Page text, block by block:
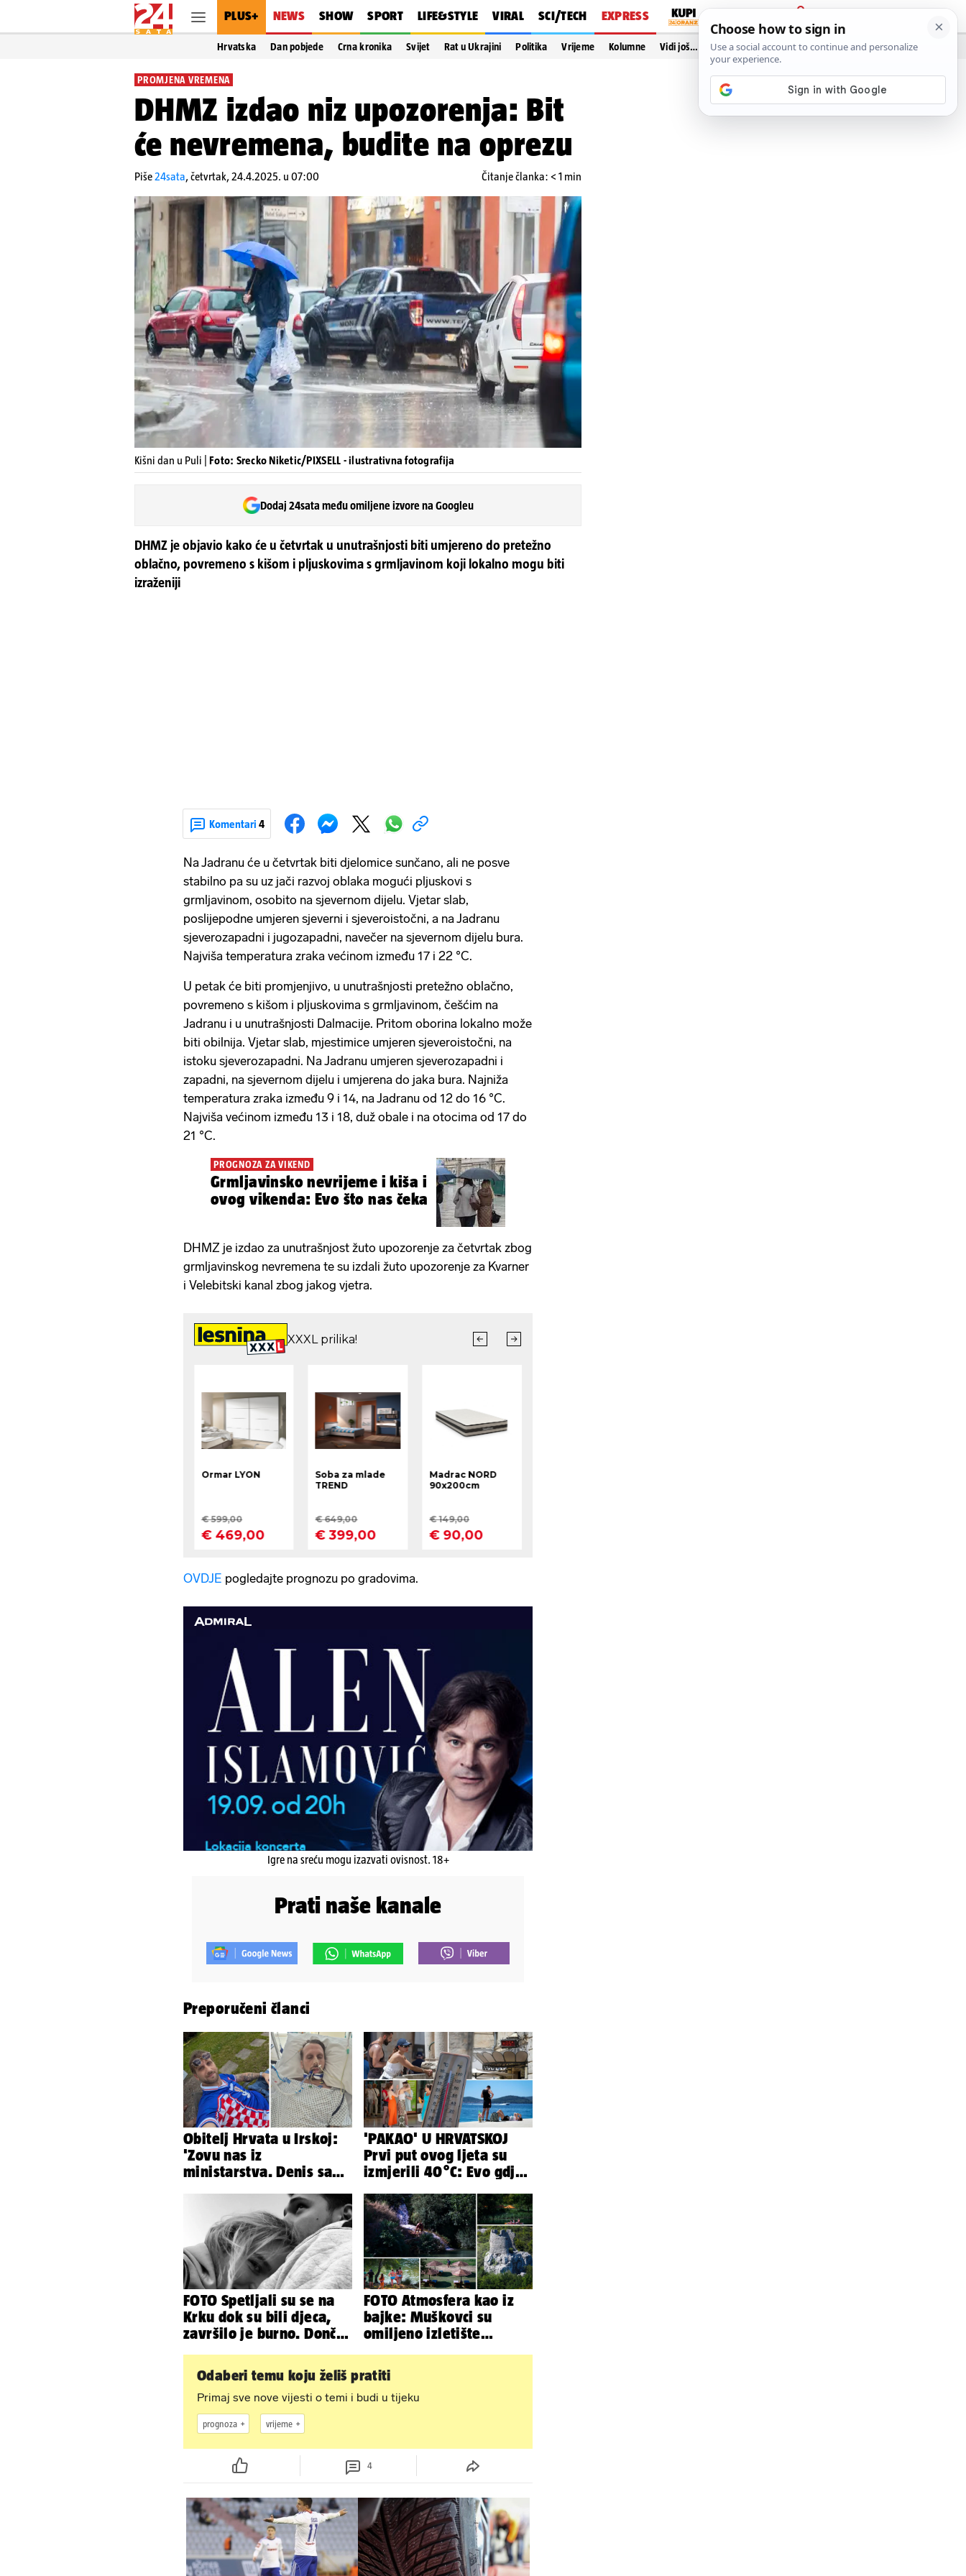
PLUS+ NEWS SHOW SPORT LIFE&STYLE VIRAL SCI/TECH EXPRESS
PRIJAVA
Hrvatska Dan pobjede Crna kronika Svijet Rat u Ukrajini Politika Vrijeme Kolumne Vidi još…
PROMJENA VREMENA
DHMZ izdao niz upozorenja: Bit
će nevremena, budite na oprezu
Piše24sata,četvrtak, 24.4.2025. u 07:00 Čitanje članka: < 1 min
Kišni dan u Puli | Foto: Srecko Niketic/PIXSELL - ilustrativna fotografija
Dodaj 24sata među omiljene izvore na Googleu
DHMZ je objavio kako će u četvrtak u unutrašnjosti biti umjereno do pretežno
oblačno, povremeno s kišom i pljuskovima s grmljavinom koji lokalno mogu biti
izraženiji
Komentari 4
Na Jadranu će u četvrtak biti djelomice sunčano, ali ne posve
stabilno pa su uz jači razvoj oblaka mogući pljuskovi s
grmljavinom, osobito na sjevernom dijelu. Vjetar slab,
poslijepodne umjeren sjeverni i sjeveroistočni, a na Jadranu
sjeverozapadni i jugozapadni, navečer na sjevernom dijelu bura.
Najviša temperatura zraka većinom između 17 i 22 °C.
U petak će biti promjenjivo, u unutrašnjosti pretežno oblačno,
povremeno s kišom i pljuskovima s grmljavinom, češćim na
Jadranu i u unutrašnjosti Dalmacije. Pritom oborina lokalno može
biti obilnija. Vjetar slab, mjestimice umjeren sjeveroistočni, na
istoku sjeverozapadni. Na Jadranu umjeren sjeverozapadni i
zapadni, na sjevernom dijelu i umjerena do jaka bura. Najniža
temperatura zraka između 9 i 14, na Jadranu od 12 do 16 °C.
Najviša većinom između 13 i 18, duž obale i na otocima od 17 do
21 °C.
PROGNOZA ZA VIKEND
Grmljavinsko nevrijeme i kiša i
ovog vikenda: Evo što nas čeka
DHMZ je izdao za unutrašnjost žuto upozorenje za četvrtak zbog
grmljavinskog nevremena te su izdali žuto upozorenje za Kvarner
i Velebitski kanal zbog jakog vjetra.
OVDJE pogledajte prognozu po gradovima.
Igre na sreću mogu izazvati ovisnost. 18+
Prati naše kanale
Preporučeni članci
Obitelj Hrvata u Irskoj:
'Zovu nas iz
ministarstva. Denis sada
'PAKAO' U HRVATSKOJ
Prvi put ovog ljeta su
izmjerili 40°C: Evo gdje
spas
FOTO Spetljali su se na
Krku dok su bili djeca,
završilo je burno. Dončić
FOTO Atmosfera kao iz
bajke: Muškovci su
omiljeno izletište
zašto
Odaberi temu koju želiš pratiti
Primaj sve nove vijesti o temi i budi u tijeku
prognoza vrijeme
4